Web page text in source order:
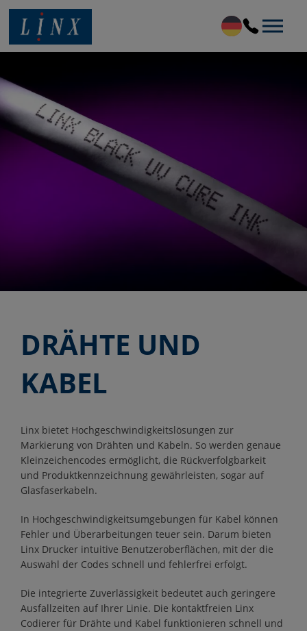
DRÄHTE UND
KABEL
Linx bietet Hochgeschwindigkeitslösungen zur
Markierung von Drähten und Kabeln. So werden genaue
Kleinzeichencodes ermöglicht, die Rückverfolgbarkeit
und Produktkennzeichnung gewährleisten, sogar auf
Glasfaserkabeln.
In Hochgeschwindigkeitsumgebungen für Kabel können
Fehler und Überarbeitungen teuer sein. Darum bieten
Linx Drucker intuitive Benutzeroberflächen, mit der die
Auswahl der Codes schnell und fehlerfrei erfolgt.
Die integrierte Zuverlässigkeit bedeutet auch geringere
Ausfallzeiten auf Ihrer Linie. Die kontaktfreien Linx
Codierer für Drähte und Kabel funktionieren schnell und